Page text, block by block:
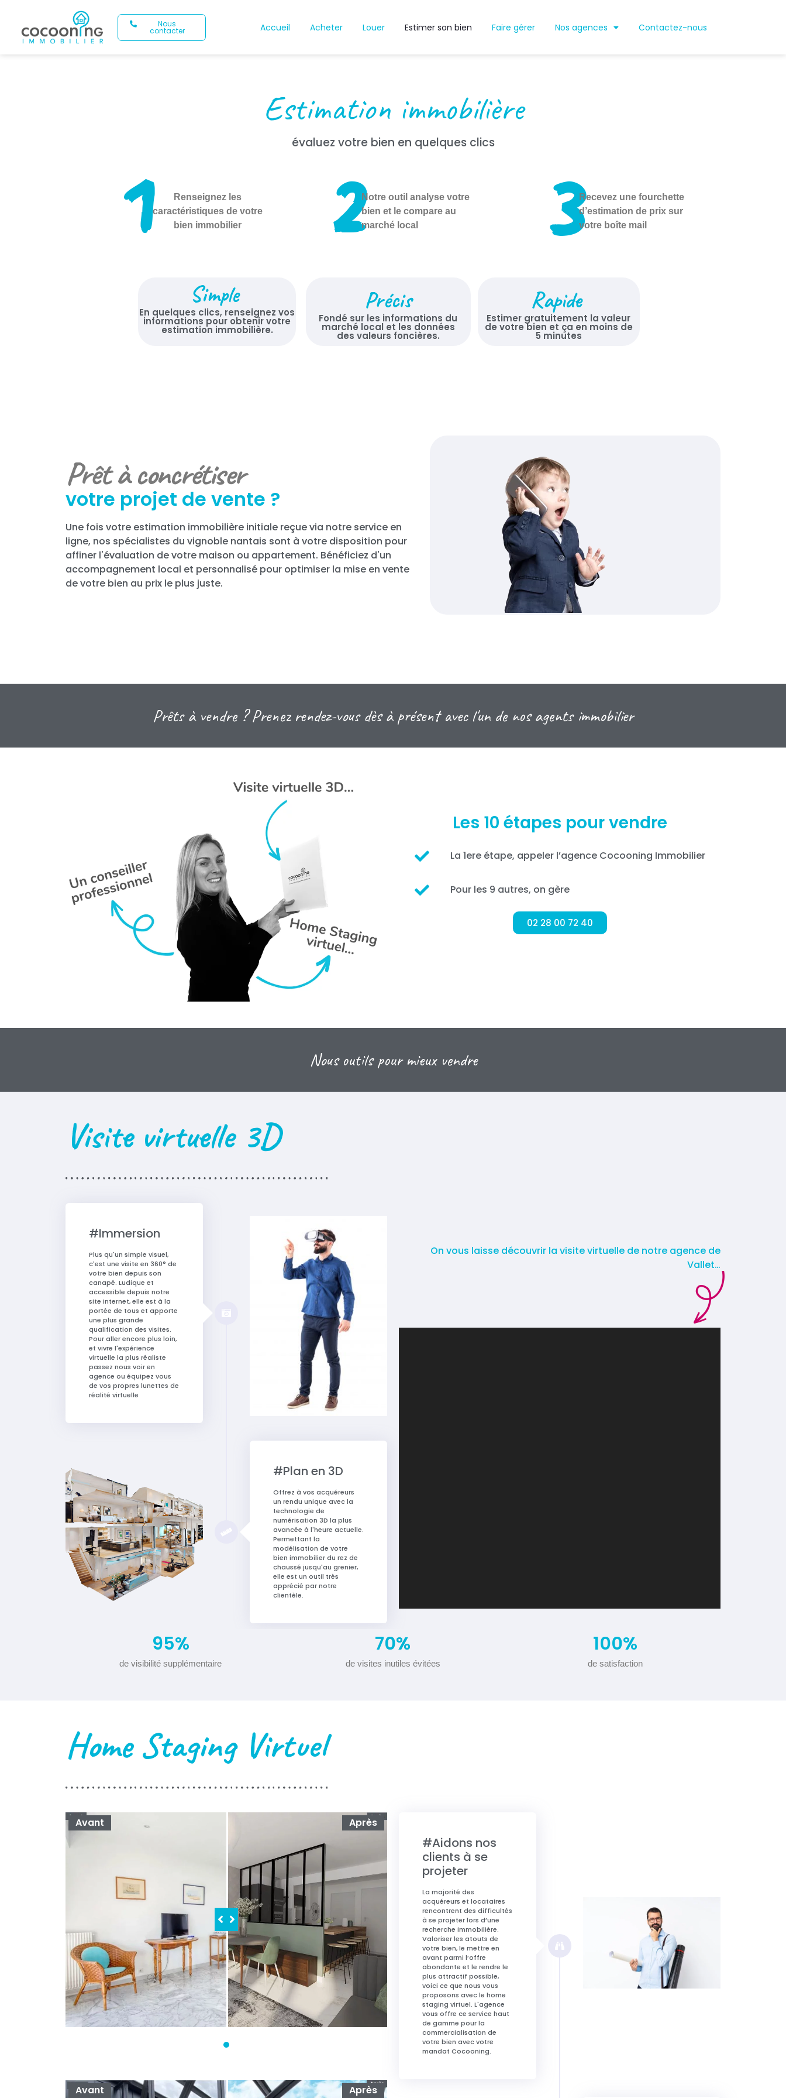
Nous
contacter Accueil Acheter Louer Estimer son bien Faire gérer Nos agences Contactez-nous
Estimation immobilière
évaluez votre bien en quelques clics
1
Renseignez les
caractéristiques de votre
bien immobilier
2Notre outil analyse votre
bien et le compare au
marché local
3Recevez une fourchette
d’estimation de prix sur
votre boîte mail
Simple
En quelques clics, renseignez vos
informations pour obtenir votre
estimation immobilière.
Précis
Fondé sur les informations du
marché local et les données
des valeurs foncières.
Rapide
Estimer gratuitement la valeur
de votre bien et ça en moins de
5 minutes
Prêt à concrétiser
votre projet de vente ?
Une fois votre estimation immobilière initiale reçue via notre service en
ligne, nos spécialistes du vignoble nantais sont à votre disposition pour
affiner l'évaluation de votre maison ou appartement. Bénéficiez d'un
accompagnement local et personnalisé pour optimiser la mise en vente
de votre bien au prix le plus juste.
Prêts à vendre ? Prenez rendez-vous dès à présent avec l'un de nos agents immobilier
Les 10 étapes pour vendre
La 1ere étape, appeler l’agence Cocooning Immobilier
Pour les 9 autres, on gère
02 28 00 72 40
Nous outils pour mieux vendre
Visite virtuelle 3D
#Immersion
Plus qu'un simple visuel,
c'est une visite en 360° de
votre bien depuis son
canapé. Ludique et
accessible depuis notre
site internet, elle est à la
portée de tous et apporte
une plus grande
qualification des visites.
Pour aller encore plus loin,
et vivre l'expérience
virtuelle la plus réaliste
passez nous voir en
agence ou équipez vous
de vos propres lunettes de
réalité virtuelle
#Plan en 3D
Offrez à vos acquéreurs
un rendu unique avec la
technologie de
numérisation 3D la plus
avancée à l'heure actuelle.
Permettant la
modélisation de votre
bien immobilier du rez de
chaussé jusqu'au grenier,
elle est un outil très
apprécié par notre
clientèle.
On vous laisse découvrir la visite virtuelle de notre agence de
Vallet…
95%
de visibilité supplémentaire
70%
de visites inutiles évitées
100%
de satisfaction
Home Staging Virtuel
Avant Après
Avant Après
#Aidons nos
clients à se
projeter
La majorité des
acquéreurs et locataires
rencontrent des difficultés
à se projeter lors d’une
recherche immobilière.
Valoriser les atouts de
votre bien, le mettre en
avant parmi l’offre
abondante et le rendre le
plus attractif possible,
voici ce que nous vous
proposons avec le home
staging virtuel. L'agence
vous offre ce service haut
de gamme pour la
commercialisation de
votre bien avec votre
mandat Cocooning.